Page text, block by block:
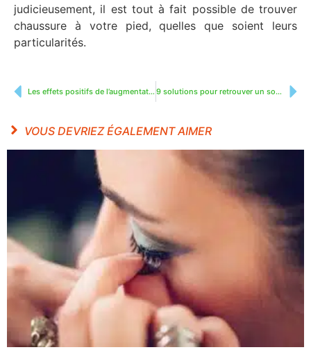
judicieusement, il est tout à fait possible de trouver
chaussure à votre pied, quelles que soient leurs
particularités.
Les effets positifs de l’augmentation mammaire sur le bien-être 9 solutions pour retrouver un sommeil profond
VOUS DEVRIEZ ÉGALEMENT AIMER